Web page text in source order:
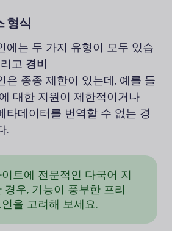
형식
에는 두 가지 유형이 모두 있습
고 경비
은 종종 제한이 있는데, 예를 들
대한 지원이 제한적이거나
타데이터를 번역할 수 없는 경
.
트에 전문적인 다국어 지
경우, 기능이 풍부한 프리
을 고려해 보세요.